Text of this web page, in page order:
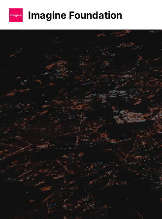
Imagine Foundation